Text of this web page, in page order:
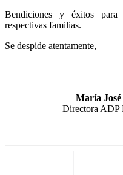
Bendiciones y éxitos para
respectivas familias.
Se despide atentamente,
María
Directora ADP